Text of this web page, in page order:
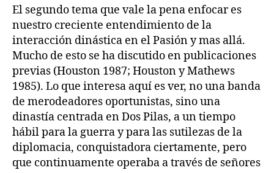
El segundo tema que vale la pena enfocar es
nuestro creciente entendimiento de la
interacción dinástica en el Pasión y mas allá.
Mucho de esto se ha discutido en publicaciones
previas (Houston 1987; Houston y Mathews
1985). Lo que interesa aquí es ver, no una banda
de merodeadores oportunistas, sino una
dinastía centrada en Dos Pilas, a un tiempo
hábil para la guerra y para las sutilezas de la
diplomacia, conquistadora ciertamente, pero
que continuamente operaba a través de señores